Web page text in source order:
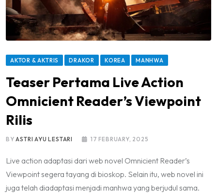
AKTOR & AKTRIS DRAKOR KOREA MANHWA
Teaser Pertama Live Action
Omnicient Reader’s Viewpoint
Rilis
BYASTRI AYU LESTARI 17 FEBRUARY, 2025
Live action adaptasi dari web novel Omnicient Reader’s
Viewpoint segera tayang di bioskop. Selain itu, web novel ini
juga telah diadaptasi menjadi manhwa yang berjudul sama.